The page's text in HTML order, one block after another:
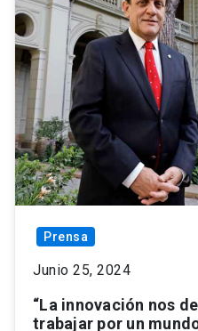
Prensa
Junio 25, 2024
“La innovación nos
trabajar por un